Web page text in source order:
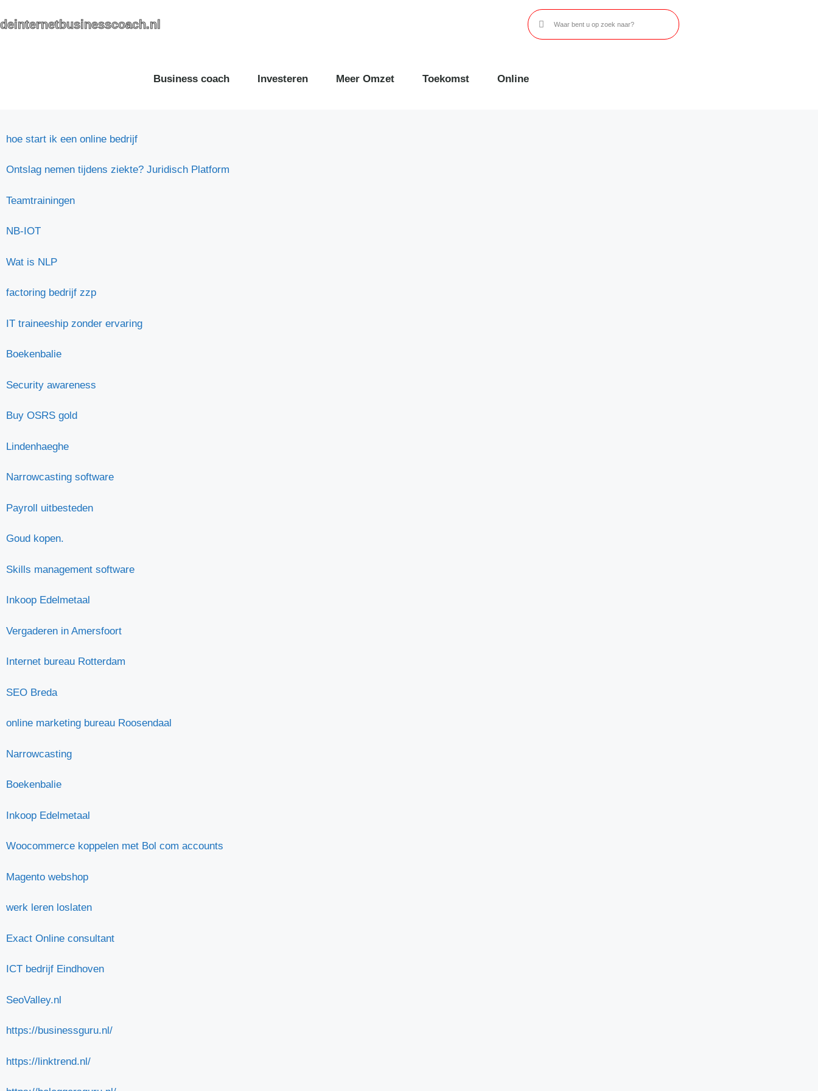
deinternetbusinesscoach.nl
Business coach Investeren Meer Omzet Toekomst Online
hoe start ik een online bedrijf
Ontslag nemen tijdens ziekte? Juridisch Platform
Teamtrainingen
NB-IOT
Wat is NLP
factoring bedrijf zzp
IT traineeship zonder ervaring
Boekenbalie
Security awareness
Buy OSRS gold
Lindenhaeghe
Narrowcasting software
Payroll uitbesteden
Goud kopen.
Skills management software
Inkoop Edelmetaal
Vergaderen in Amersfoort
Internet bureau Rotterdam
SEO Breda
online marketing bureau Roosendaal
Narrowcasting
Boekenbalie
Inkoop Edelmetaal
Woocommerce koppelen met Bol com accounts
Magento webshop
werk leren loslaten
Exact Online consultant
ICT bedrijf Eindhoven
SeoValley.nl
https://businessguru.nl/
https://linktrend.nl/